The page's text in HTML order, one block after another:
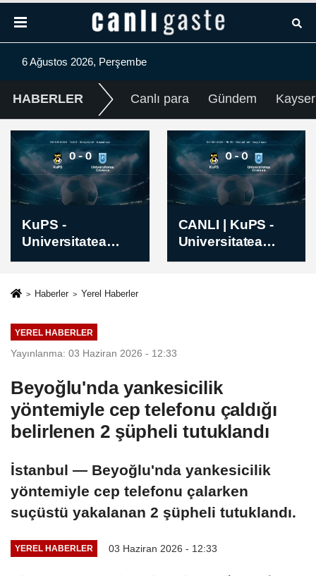
6 Ağustos 2026, Perşembe
HABERLER Canlı para Gündem
CANLI | KuPS -
Universitatea
Craiova maçı
canlı anlatım ve
Ağustos 2026
Inter Turku -
Vaduz Maçı
Öncesi Kadrolar
Haberler Yerel Haberler
YEREL HABERLER
Yayınlanma: 03 Haziran 2026 - 12:33
Beyoğlu'nda yankesicilik
yöntemiyle cep telefonu çaldığı
belirlenen 2 şüpheli tutuklandı
İstanbul — Beyoğlu'nda yankesicilik
yöntemiyle cep telefonu çalarken
suçüstü yakalanan 2 şüpheli tutuklandı.
YEREL HABERLER 03 Haziran 2026 - 12:33